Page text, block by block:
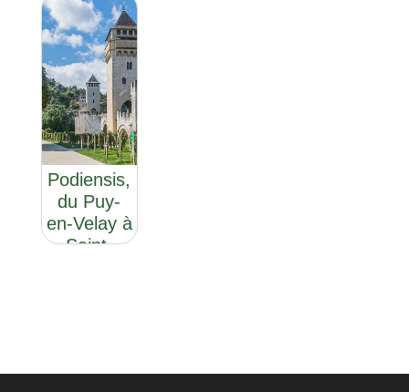
GR®65 :
la Via
Podiensis,
du Puy-
en-Velay à
Saint-